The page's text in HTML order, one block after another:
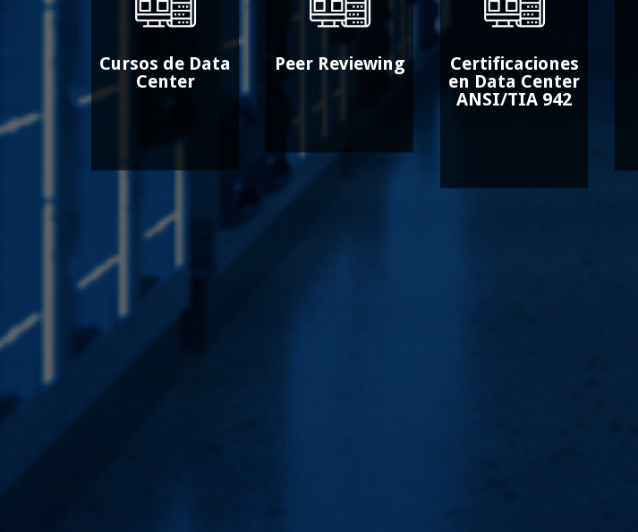
Cursos de Data
Center
Peer Reviewing
Certificaciones
en Data Center
ANSI/TIA 942